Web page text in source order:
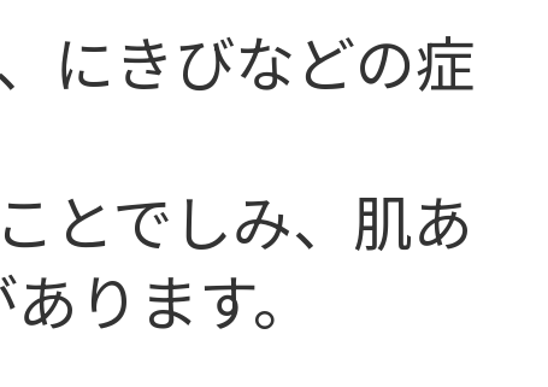
にきびなどの症
とでしみ、肌あ
ります。